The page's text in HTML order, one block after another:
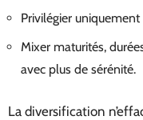
Privilégier uniquement
Mixer maturités,
avec plus de sérénité.
La diversification